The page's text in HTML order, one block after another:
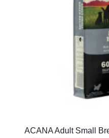
ACANA Adult Small